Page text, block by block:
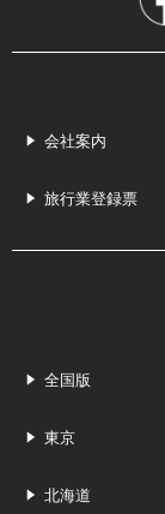
会社案内
旅行業登録票
全国版
東京
北海道